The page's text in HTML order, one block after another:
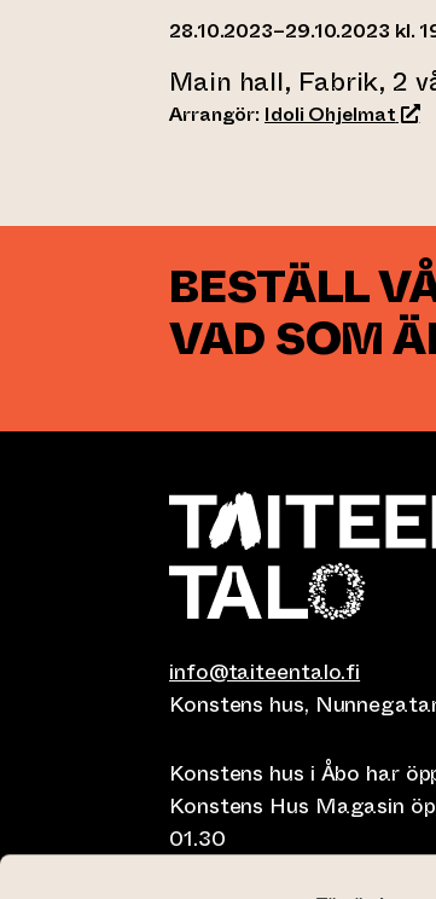
28.10.2023–29.10.2023 kl.
Main hall, Fabrik, 2
Arrangör: Idoli Ohjelmat
BESTÄLL
VAD SOM
info@taiteentalo.fi
Konstens hus,
Konstens hus i Åbo har
Konstens Hus Magasin
01.30